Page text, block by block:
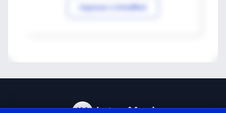
Ingresar a IntraMed